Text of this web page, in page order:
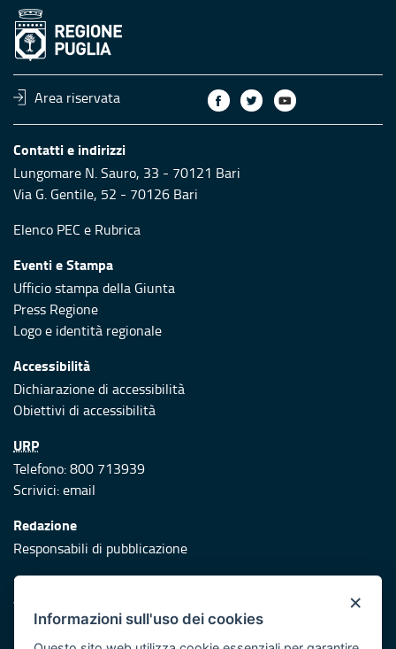
Area riservata
Contatti e indirizzi
Lungomare N. Sauro, 33 - 70121 Bari
Via G. Gentile, 52 - 70126 Bari
Elenco PEC e Rubrica
Eventi e Stampa
Ufficio stampa della Giunta
Press Regione
Logo e identità regionale
Accessibilità
Dichiarazione di accessibilità
Obiettivi di accessibilità
URP
Telefono: 800 713939
Scrivici:email
Redazione
Responsabili di pubblicazione
Protezione civile
Vai al sito di Protezione Civile Puglia
Iniziativa finanziata con risorse del POR Puglia 2014/2020 -
×
Informazioni sull'uso dei cookies